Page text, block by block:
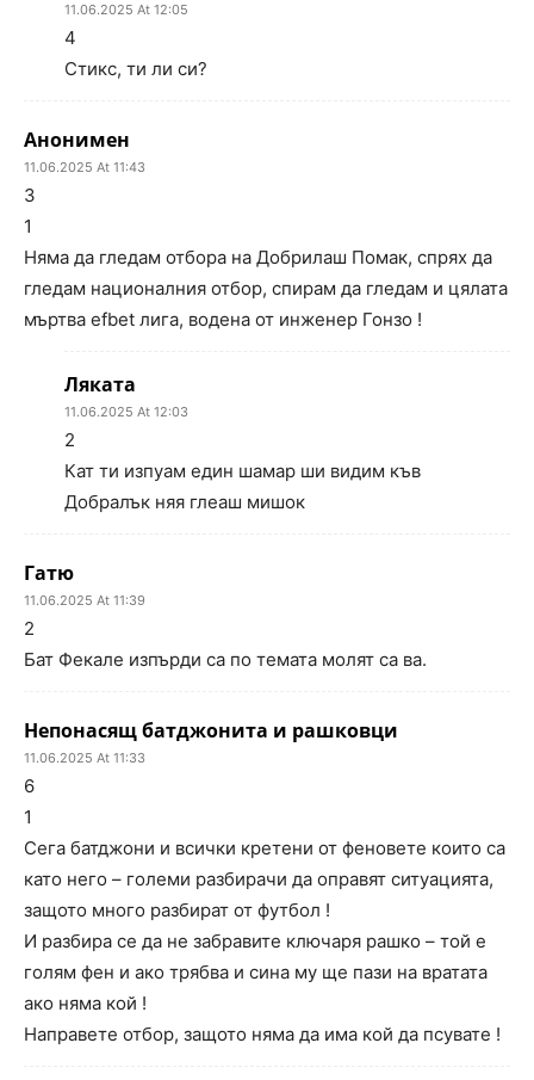
11.06.2025 At 12:05
4
Стикс, ти ли си?
Анонимен
11.06.2025 At 11:43
3
1
Няма да гледам отбора на Добрилаш Помак, спрях да
гледам националния отбор, спирам да гледам и цялата
мъртва efbet лига, водена от инженер Гонзо !
Ляката
11.06.2025 At 12:03
2
Кат ти изпуам един шамар ши видим къв
Добралък няя глеаш мишок
Гатю
11.06.2025 At 11:39
2
Бат Фекале изпърди са по темата молят са ва.
Непонасящ батджонита и рашковци
11.06.2025 At 11:33
6
1
Сега батджони и всички кретени от феновете които са
като него – големи разбирачи да оправят ситуацията,
защото много разбират от футбол !
И разбира се да не забравите ключаря рашко – той е
голям фен и ако трябва и сина му ще пази на вратата
ако няма кой !
Направете отбор, защото няма да има кой да псувате !